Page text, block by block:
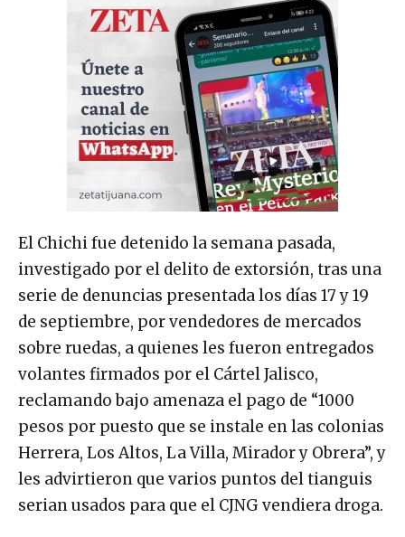
El Chichi fue detenido la semana pasada,
investigado por el delito de extorsión, tras una
serie de denuncias presentada los días 17 y 19
de septiembre, por vendedores de mercados
sobre ruedas, a quienes les fueron entregados
volantes firmados por el Cártel Jalisco,
reclamando bajo amenaza el pago de “1000
pesos por puesto que se instale en las colonias
Herrera, Los Altos, La Villa, Mirador y Obrera”, y
les advirtieron que varios puntos del tianguis
serian usados para que el CJNG vendiera droga.